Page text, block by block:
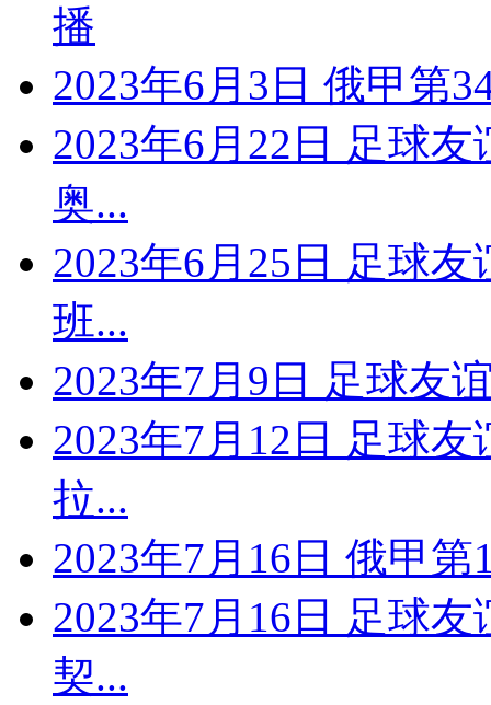
播
2023年6月3日 俄甲第
2023年6月22日 足球
奥...
2023年6月25日 足球
班...
2023年7月9日 足球友
2023年7月12日 足球
拉...
2023年7月16日 俄甲
2023年7月16日 足球
契...